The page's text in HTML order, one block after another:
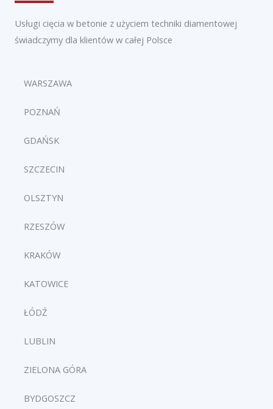
Usługi cięcia w betonie z użyciem techniki diamentowej
świadczymy dla klientów w całej Polsce
WARSZAWA
POZNAŃ
GDAŃSK
SZCZECIN
OLSZTYN
RZESZÓW
KRAKÓW
KATOWICE
ŁÓDŹ
LUBLIN
ZIELONA GÓRA
BYDGOSZCZ